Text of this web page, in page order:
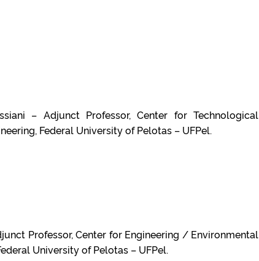
– Adjunct Professor, Center for Technological
Federal University of Pelotas – UFPel.
Professor, Center for Engineering / Environmental
University of Pelotas – UFPel.